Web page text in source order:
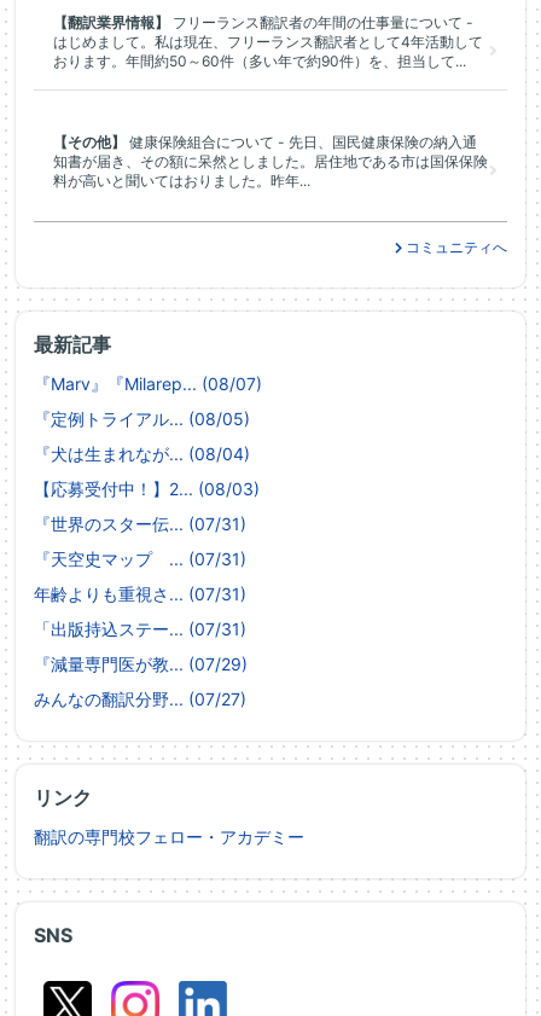
SNS
最新記事
『Marv』『Milarep... (08/07)
『定例トライアル... (08/05)
『犬は生まれなが... (08/04)
【応募受付中！】2... (08/03)
『世界のスター伝... (07/31)
『天空史マップ ... (07/31)
年齢よりも重視さ... (07/31)
「出版持込ステー... (07/31)
『減量専門医が教... (07/29)
みんなの翻訳分野... (07/27)
リンク
翻訳の専門校フェロー・アカデミー
【翻訳業界情報】
フリーランス翻訳者の年間の仕事量について -
はじめまして。私は現在、フリーランス翻訳者として4年活動して
おります。年間約50～60件（多い年で約90件）を、担当して...
【その他】
健康保険組合について - 先日、国民健康保険の納入通
知書が届き、その額に呆然としました。居住地である市は国保保険
料が高いと聞いてはおりました。昨年...
コミュニティへ